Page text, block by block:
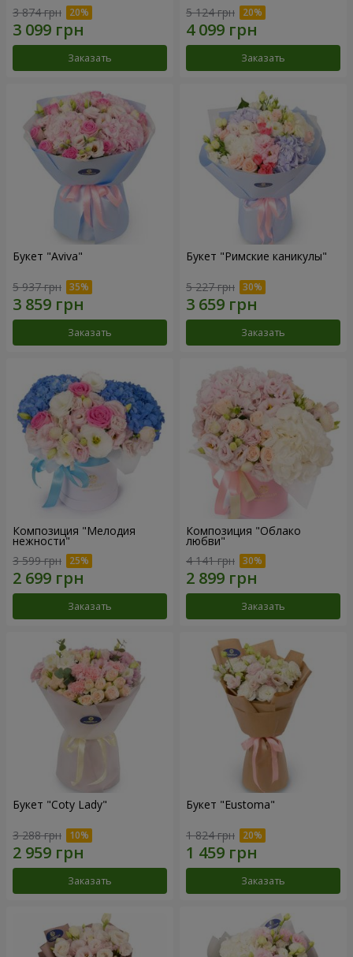
3 874 грн
Заказать
5 124 грн
Заказать
Букет "Aviva"
5 937 грн
Заказать
Букет "Римские каникулы"
5 227 грн
Заказать
Композиция "Мелодия
нежности"
3 599 грн
Заказать
Композиция "Облако
любви"
4 141 грн
Заказать
Букет "Coty Lady"
3 288 грн
Заказать
Букет "Eustoma"
1 824 грн
Заказать